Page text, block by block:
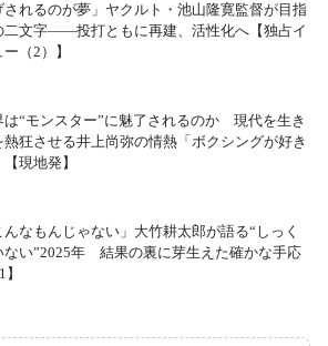
されるのが夢」ヤクルト・池山隆寛監督が目指
二文字――投打ともに再建、活性化へ【独占イ
（2）】
は“モンスター”に魅了されるのか 現代を生き
熱狂させる井上尚弥の情熱「ボクシングが好き
現地発】
んなもんじゃない」大竹耕太郎が語る“しっく
ない”2025年 結果の裏に芽生えた確かな手応